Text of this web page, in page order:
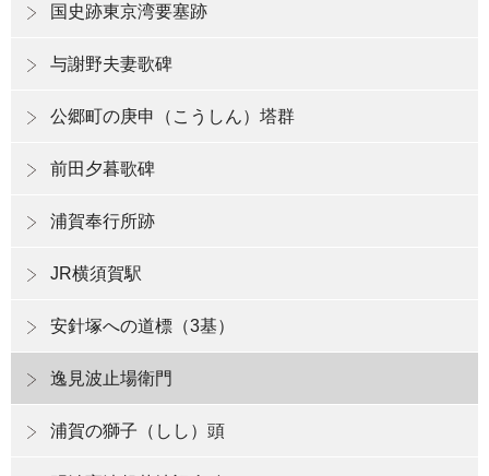
国史跡東京湾要塞跡
与謝野夫妻歌碑
公郷町の庚申（こうしん）塔群
前田夕暮歌碑
浦賀奉行所跡
JR横須賀駅
安針塚への道標（3基）
逸見波止場衛門
浦賀の獅子（しし）頭